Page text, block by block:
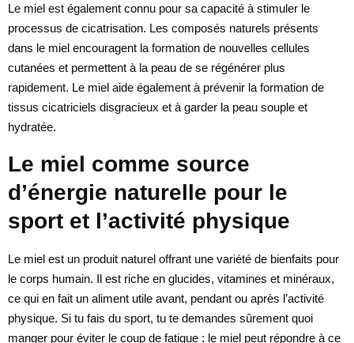
Le miel est également connu pour sa capacité à stimuler le
processus de cicatrisation. Les composés naturels présents
dans le miel encouragent la formation de nouvelles cellules
cutanées et permettent à la peau de se régénérer plus
rapidement. Le miel aide également à prévenir la formation de
tissus cicatriciels disgracieux et à garder la peau souple et
hydratée.
Le miel comme source
d’énergie naturelle pour le
sport et l’activité physique
Le miel est un produit naturel offrant une variété de bienfaits pour
le corps humain. Il est riche en glucides, vitamines et minéraux,
ce qui en fait un aliment utile avant, pendant ou après l’activité
physique. Si tu fais du sport, tu te demandes sûrement quoi
manger pour éviter le coup de fatigue : le miel peut répondre à ce